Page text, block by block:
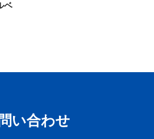
ベ
い合わせ